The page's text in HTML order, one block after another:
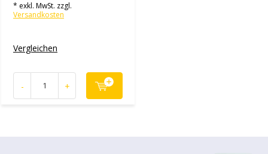
* exkl. MwSt. zzgl.
Versandkosten
Vergleichen
- +